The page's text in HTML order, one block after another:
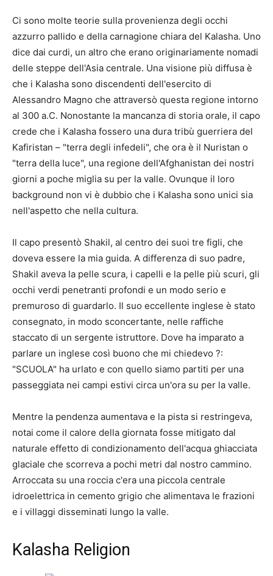
Ci sono molte teorie sulla provenienza degli occhi
azzurro pallido e della carnagione chiara del Kalasha. Uno
dice dai curdi, un altro che erano originariamente nomadi
delle steppe dell'Asia centrale. Una visione più diffusa è
che i Kalasha sono discendenti dell'esercito di
Alessandro Magno che attraversò questa regione intorno
al 300 a.C. Nonostante la mancanza di storia orale, il capo
crede che i Kalasha fossero una dura tribù guerriera del
Kafiristan – "terra degli infedeli", che ora è il Nuristan o
"terra della luce", una regione dell'Afghanistan dei nostri
giorni a poche miglia su per la valle. Ovunque il loro
background non vi è dubbio che i Kalasha sono unici sia
nell'aspetto che nella cultura.
Il capo presentò Shakil, al centro dei suoi tre figli, che
doveva essere la mia guida. A differenza di suo padre,
Shakil aveva la pelle scura, i capelli e la pelle più scuri, gli
occhi verdi penetranti profondi e un modo serio e
premuroso di guardarlo. Il suo eccellente inglese è stato
consegnato, in modo sconcertante, nelle raffiche
staccato di un sergente istruttore. Dove ha imparato a
parlare un inglese così buono che mi chiedevo ?:
"SCUOLA" ha urlato e con quello siamo partiti per una
passeggiata nei campi estivi circa un'ora su per la valle.
Mentre la pendenza aumentava e la pista si restringeva,
notai come il calore della giornata fosse mitigato dal
naturale effetto di condizionamento dell'acqua ghiacciata
glaciale che scorreva a pochi metri dal nostro cammino.
Arroccata su una roccia c'era una piccola centrale
idroelettrica in cemento grigio che alimentava le frazioni
e i villaggi disseminati lungo la valle.
Kalasha Religion